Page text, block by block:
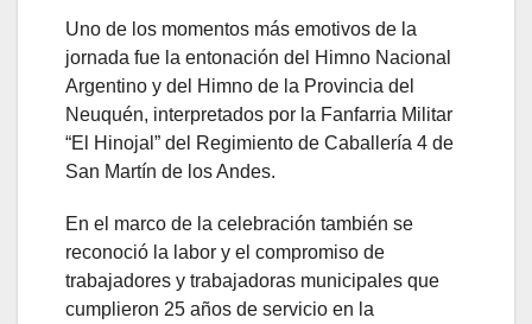
Uno de los momentos más emotivos de la
jornada fue la entonación del Himno Nacional
Argentino y del Himno de la Provincia del
Neuquén, interpretados por la Fanfarria Militar
“El Hinojal” del Regimiento de Caballería 4 de
San Martín de los Andes.
En el marco de la celebración también se
reconoció la labor y el compromiso de
trabajadores y trabajadoras municipales que
cumplieron 25 años de servicio en la